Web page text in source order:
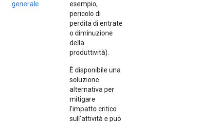
generale
esempio,
pericolo di
perdita di entrate
o diminuzione
della
produttività).
È disponibile una
soluzione
alternativa per
mitigare
l'impatto critico
sull'attività e può